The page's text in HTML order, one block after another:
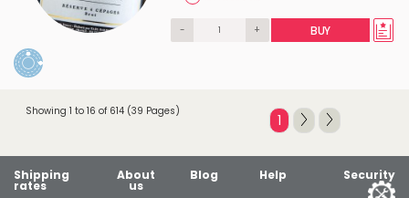
- + BUY
Showing 1 to 16 of 614 (39 Pages)
1
Shipping
rates
About
us
Blog Help Security